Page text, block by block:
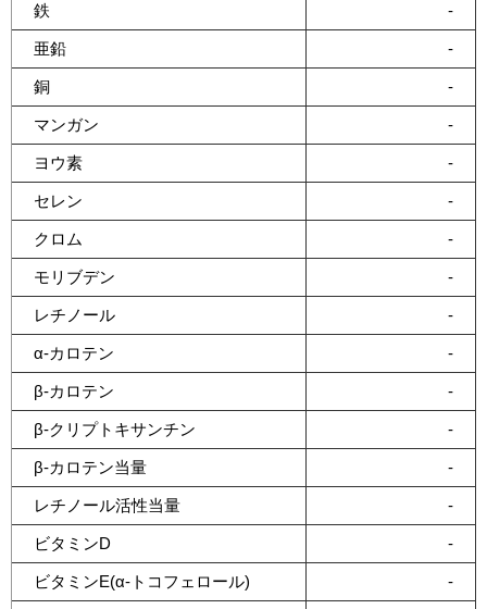
鉄 -
亜鉛 -
銅 -
マンガン -
ヨウ素 -
セレン -
クロム -
モリブデン -
レチノール -
α-カロテン -
β-カロテン -
β-クリプトキサンチン -
β-カロテン当量 -
レチノール活性当量 -
ビタミンD -
ビタミンE(α-トコフェロール) -